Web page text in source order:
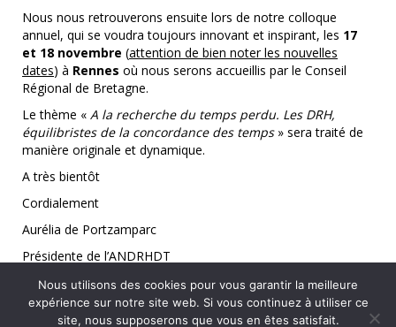
Nous nous retrouverons ensuite lors de notre colloque
annuel, qui se voudra toujours innovant et inspirant, les 17
et 18 novembre (attention de bien noter les nouvelles
dates) à Rennes où nous serons accueillis par le Conseil
Régional de Bretagne.
Le thème « A la recherche du temps perdu. Les DRH,
équilibristes de la concordance des temps» sera traité de
manière originale et dynamique.
A très bientôt
Cordialement
Aurélia de Portzamparc
Présidente de l’ANDRHDT
Nous utilisons des cookies pour vous garantir la meilleure
expérience sur notre site web. Si vous continuez à utiliser ce
site, nous supposerons que vous en êtes satisfait.